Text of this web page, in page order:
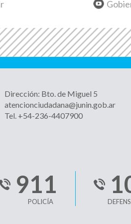
Dirección: Bto. de Miguel 5
atencionciudadana@junin.gob.ar
Tel. +54-236-4407900
911
POLICÍA